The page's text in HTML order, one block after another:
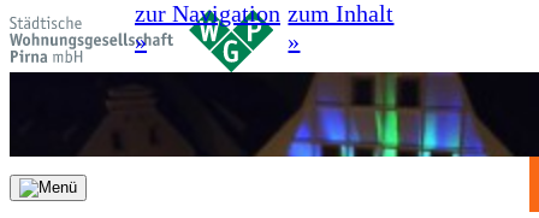
zur Navigation
»
zum Inhalt
»